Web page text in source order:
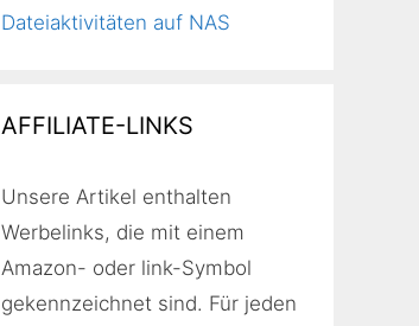
Dateiaktivitäten auf NAS
AFFILIATE-LINKS
Unsere Artikel enthalten
Werbelinks, die mit einem
Amazon- oder link-Symbol
gekennzeichnet sind. Für jeden